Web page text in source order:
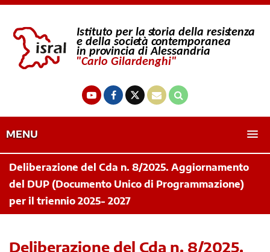
MENU
Deliberazione del Cda n. 8/2025. Aggiornamento
del DUP (Documento Unico di Programmazione)
per il triennio 2025- 2027
Deliberazione del Cda n. 8/2025.